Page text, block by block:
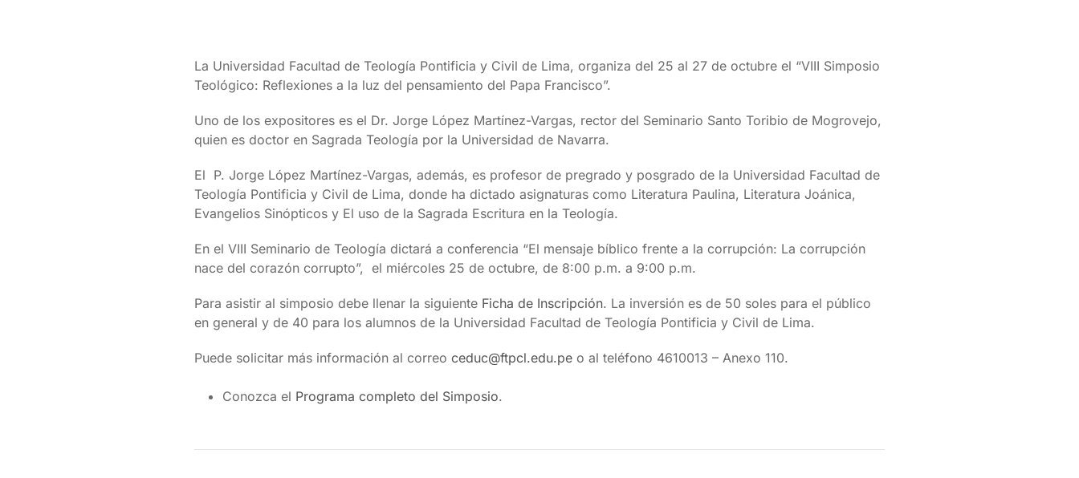
La Universidad Facultad de Teología Pontificia y Civil de Lima, organiza del 25 al 27 de octubre el “VIII Simposio
Teológico: Reflexiones a la luz del pensamiento del Papa Francisco”.
Uno de los expositores es el Dr. Jorge López Martínez-Vargas, rector del Seminario Santo Toribio de Mogrovejo,
quien es doctor en Sagrada Teología por la Universidad de Navarra.
El P. Jorge López Martínez-Vargas, además, es profesor de pregrado y posgrado de la Universidad Facultad de
Teología Pontificia y Civil de Lima, donde ha dictado asignaturas como Literatura Paulina, Literatura Joánica,
Evangelios Sinópticos y El uso de la Sagrada Escritura en la Teología.
En el VIII Seminario de Teología dictará a conferencia “El mensaje bíblico frente a la corrupción: La corrupción
nace del corazón corrupto”, el miércoles 25 de octubre, de 8:00 p.m. a 9:00 p.m.
Para asistir al simposio debe llenar la siguiente Ficha de Inscripción. La inversión es de 50 soles para el público
en general y de 40 para los alumnos de la Universidad Facultad de Teología Pontificia y Civil de Lima.
Puede solicitar más información al correo ceduc@ftpcl.edu.pe o al teléfono 4610013 – Anexo 110.
Conozca el Programa completo del Simposio.